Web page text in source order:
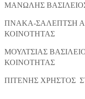
ΜΑΝΩΛΗΣ
ΠΝΑΚΑ-ΣΑΛΕΠΤΣΗ
ΚΟΙΝΟΤΗΤΑΣ
ΜΟΥΛΤΣΙΑΣ
ΚΟΙΝΟΤΗΤΑΣ
ΠΙΤΕΝΗΣ ΧΡΗΣΤΟΣ